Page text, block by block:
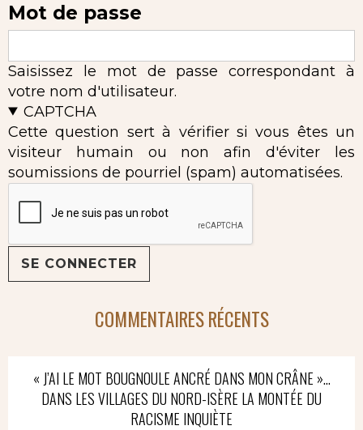
Mot de passe
Saisissez le mot de passe correspondant à
votre nom d'utilisateur.
CAPTCHA
Cette question sert à vérifier si vous êtes un
visiteur humain ou non afin d'éviter les
soumissions de pourriel (spam) automatisées.
COMMENTAIRES RÉCENTS
« J’AI LE MOT BOUGNOULE ANCRÉ DANS MON CRÂNE »…
DANS LES VILLAGES DU NORD-ISÈRE LA MONTÉE DU
RACISME INQUIÈTE